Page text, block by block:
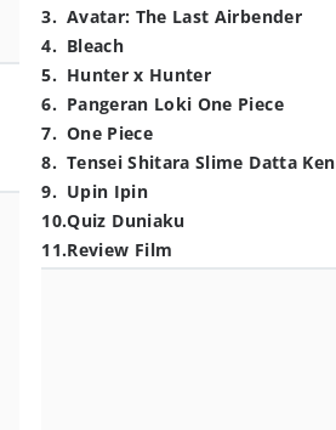
3. Avatar: The Last Airbender
4. Bleach
5. Hunter x Hunter
6. Pangeran Loki One Piece
7. One Piece
8. Tensei Shitara Slime Datta Ken
9. Upin Ipin
10.Quiz Duniaku
11.Review Film